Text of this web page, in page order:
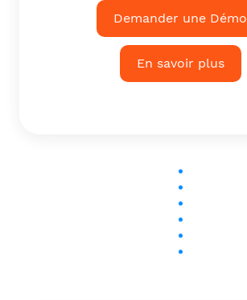
Demander une Démo
En savoir plus